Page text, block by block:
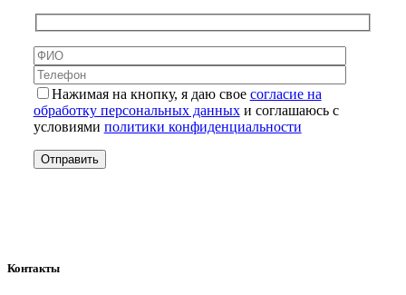
Нажимая на кнопку, я даю свое согласие на
обработку персональных данныхи соглашаюсь с
условиями политики конфиденциальности
Контакты